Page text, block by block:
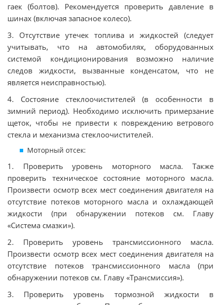
гаек (болтов). Рекомендуется проверить давление в
шинах (включая запасное колесо).
3. Отсутствие утечек топлива и жидкостей (следует
учитывать, что на автомобилях, оборудованных
системой кондиционирования возможно наличие
следов жидкости, вызванные конденсатом, что не
является неисправностью).
4. Состояние стеклоочистителей (в особенности в
зимний период). Необходимо исключить примерзание
щеток, чтобы не привести к повреждению ветрового
стекла и механизма стеклоочистителей.
Моторный отсек:
1. Проверить уровень моторного масла. Также
проверить техническое состояние моторного масла.
Произвести осмотр всех мест соединения двигателя на
отсутствие потеков моторного масла и охлаждающей
жидкости (при обнаружении потеков см. Главу
«Система смазки»).
2. Проверить уровень трансмиссионного масла.
Произвести осмотр всех мест соединения двигателя на
отсутствие потеков трансмиссионного масла (при
обнаружении потеков см. Главу «Трансмиссия»).
3. Проверить уровень тормозной жидкости в